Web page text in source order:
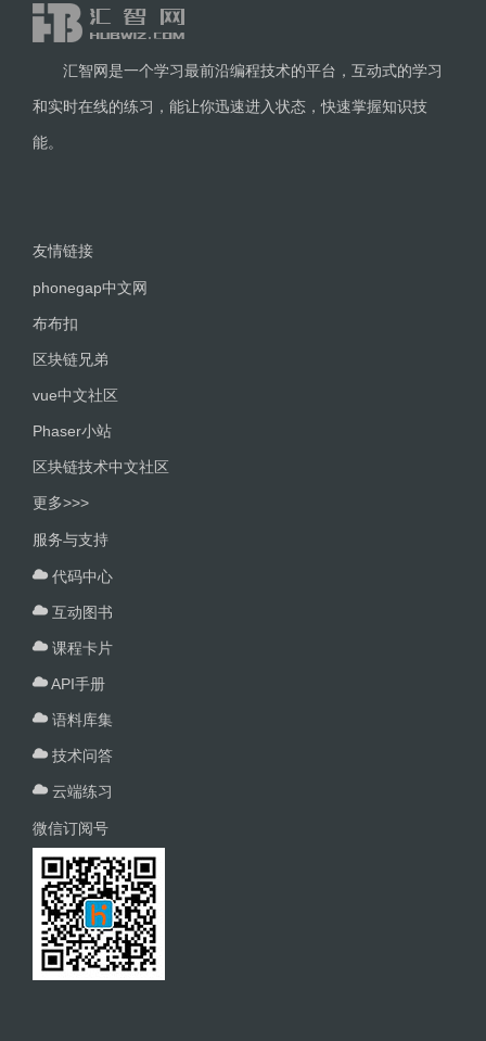
汇智网是一个学习最前沿编程技术的平台，互动式的学习
和实时在线的练习，能让你迅速进入状态，快速掌握知识技
能。
友情链接
phonegap中文网
布布扣
区块链兄弟
vue中文社区
Phaser小站
区块链技术中文社区
更多>>>
服务与支持
代码中心
互动图书
课程卡片
API手册
语料库集
技术问答
云端练习
微信订阅号